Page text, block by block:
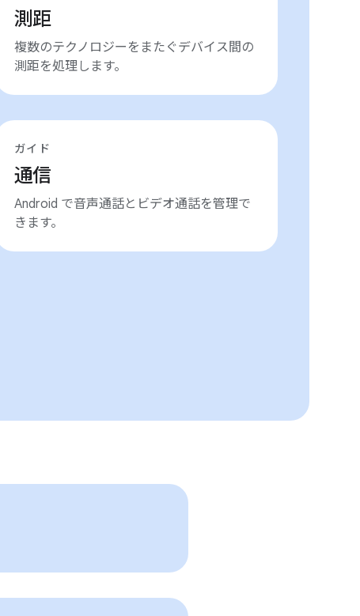
測距
複数のテクノロジーをまたぐデバイス間の
測距を処理します。
ガイド
通信
Android で音声通話とビデオ通話を管理で
きます。